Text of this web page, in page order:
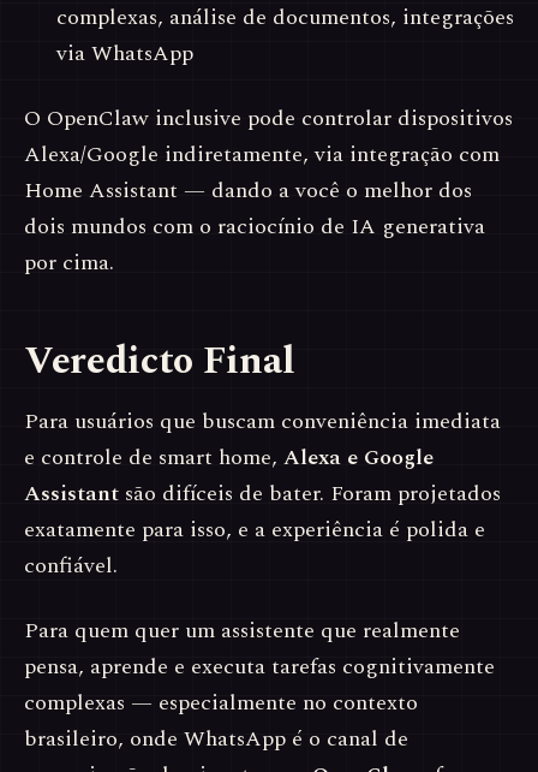
complexas, análise de documentos, integrações
via WhatsApp
O OpenClaw inclusive pode controlar dispositivos
Alexa/Google indiretamente, via integração com
Home Assistant — dando a você o melhor dos
dois mundos com o raciocínio de IA generativa
por cima.
Veredicto Final
Para usuários que buscam conveniência imediata
e controle de smart home, Alexa e Google
Assistant são difíceis de bater. Foram projetados
exatamente para isso, e a experiência é polida e
confiável.
Para quem quer um assistente que realmente
pensa, aprende e executa tarefas cognitivamente
complexas — especialmente no contexto
brasileiro, onde WhatsApp é o canal de